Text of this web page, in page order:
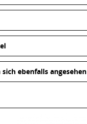
ebenfalls angesehen